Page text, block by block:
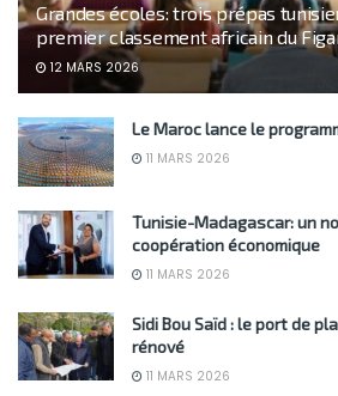
Grandes écoles: trois prépas
premier classement africain du
12 MARS 2026
Le Maroc lance le
11 MARS 2026
Tunisie-Madagascar: un
coopération économique
11 MARS 2026
Sidi Bou Saïd : le port de
rénové
11 MARS 2026